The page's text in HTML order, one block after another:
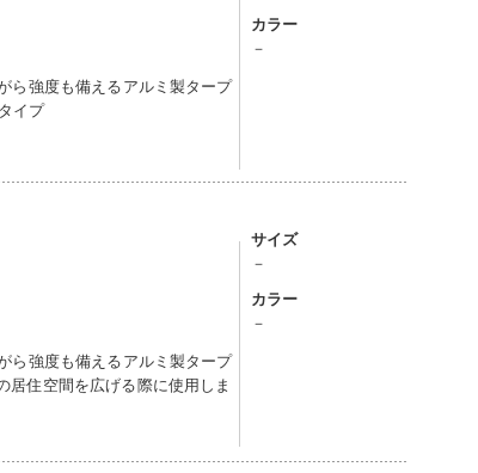
ら強度も備えるアルミ製タープ
イプ
カラー
－
ら強度も備えるアルミ製タープ
居住空間を広げる際に使用しま
サイズ
－
カラー
－